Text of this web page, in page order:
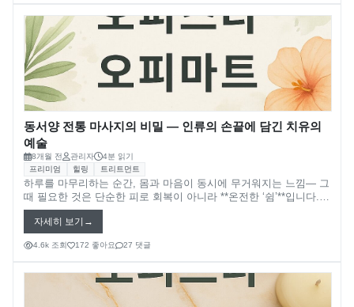
제주오피(제주op)
서울오피(서울op)
울산오피(울산op)
대전오피(대전op)
세종오피(세종op)
부산달리기(부달)
헬로밤
오피나라
오피뷰
스포츠마사지
타이마사지
동서양 전통 마사지의 비밀 — 인류의 손끝에 담긴 치유의
예술
8개월 전 관리자
4분 읽기
프리미엄
힐링 트리트먼트
하루를 마무리하는 순간, 몸과 마음이 동시에 무거워지는 느낌— 그
때 필요한 것은 단순한 피로 회복이 아니라 **온전한 ‘쉼’**입니다.
이러한 휴식의 예술은 동서양을 막론하고 수천 년에 걸쳐 발전해왔
습니다. 오늘날 우리가 사용하는 마사지 도구와 테라피의 근원에는,
각 문화가 전해온 지혜와 철학, 자연에 대한 이해가 깃들어 있습니
다.
자세히 보기
4.6k 조회 172 좋아요 27 댓글